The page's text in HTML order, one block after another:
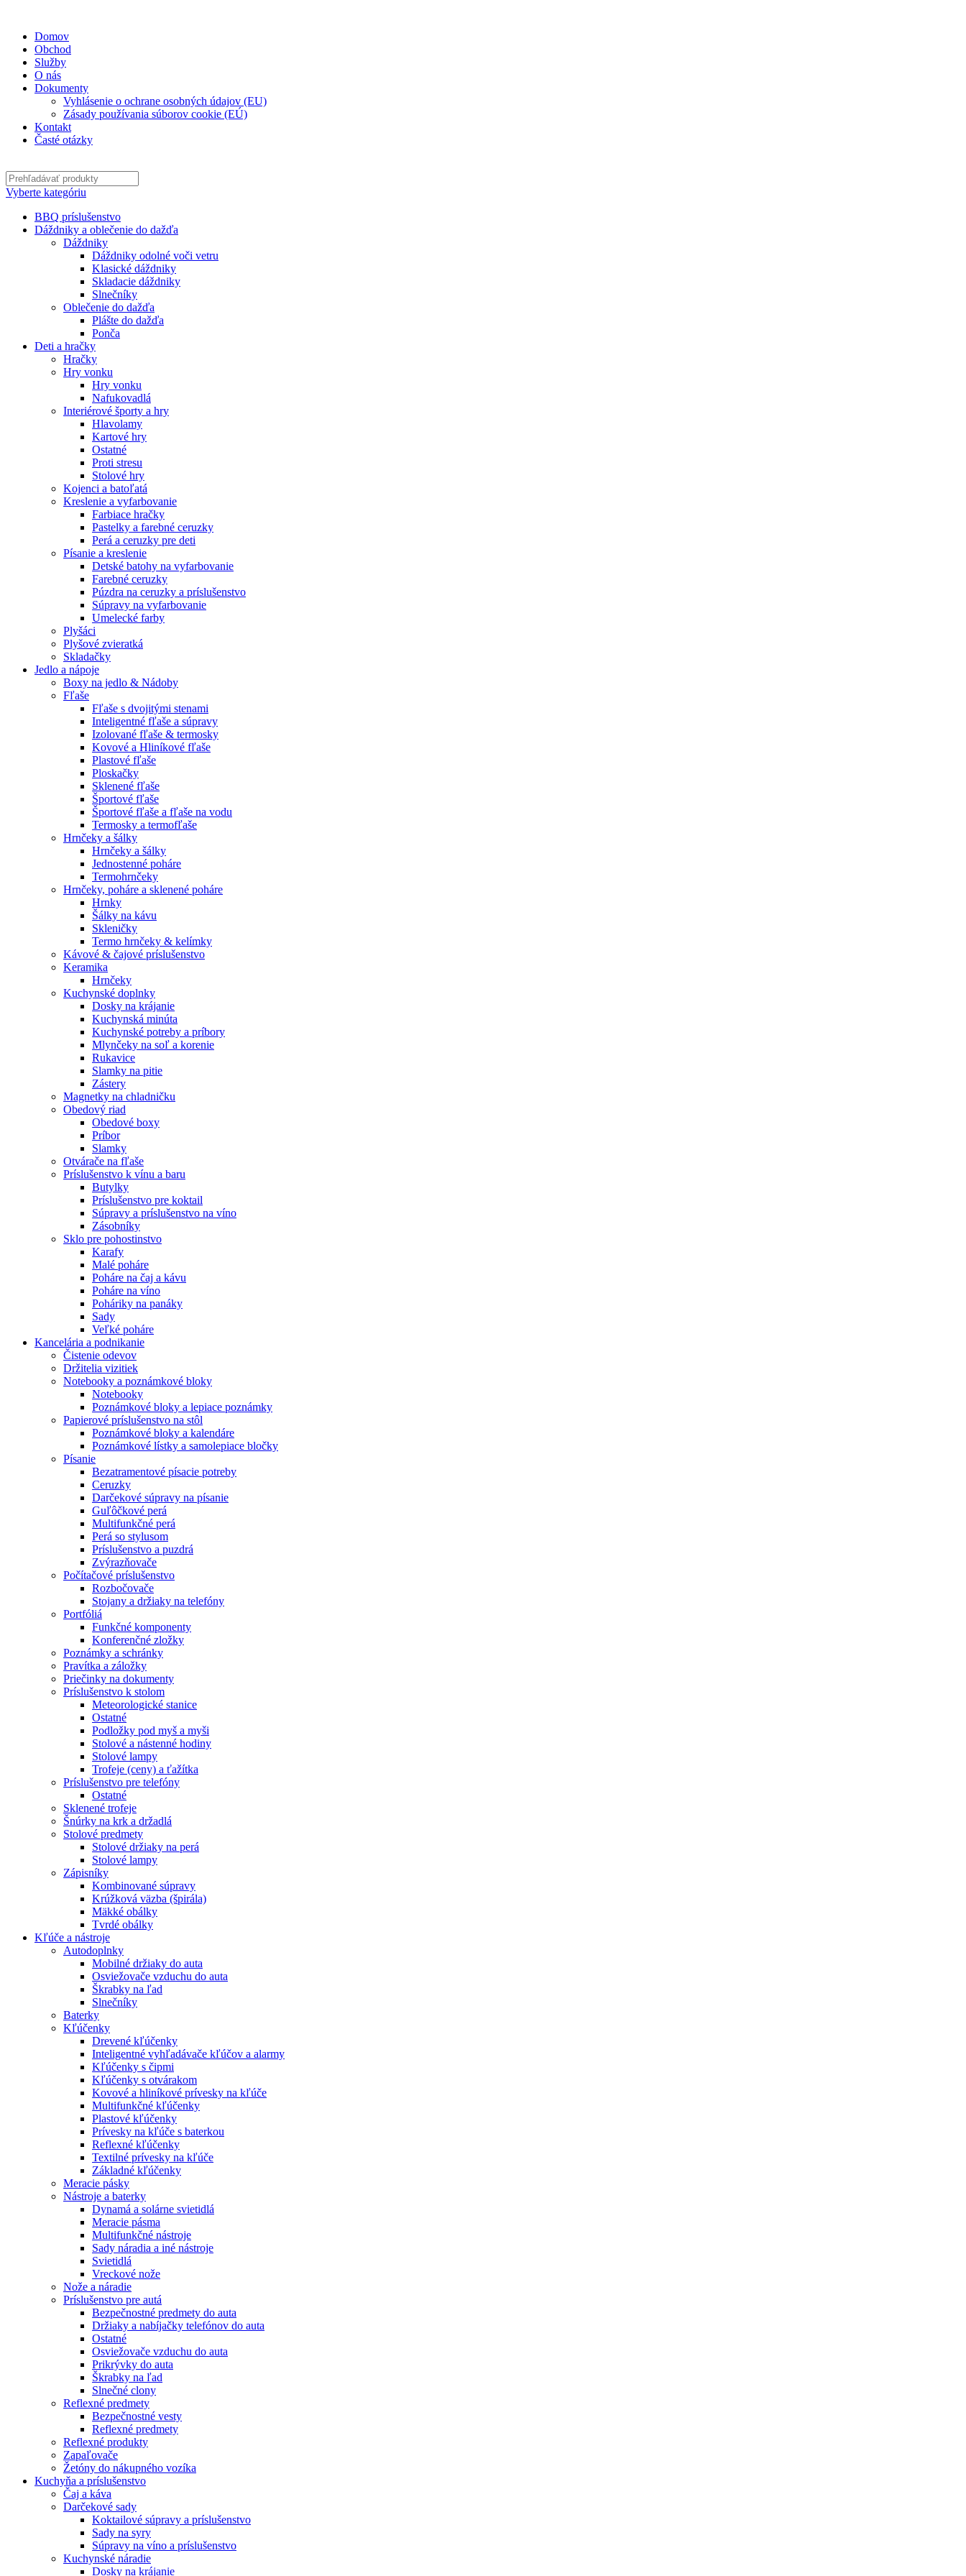
Domov
Obchod
Služby
O nás
Dokumenty
Vyhlásenie o ochrane osobných údajov (EU)
Zásady používania súborov cookie (EÚ)
Kontakt
Časté otázky
Vyberte kategóriu
BBQ príslušenstvo
Dáždniky a oblečenie do dažďa
Dáždniky
Dáždniky odolné voči vetru
Klasické dáždniky
Skladacie dáždniky
Slnečníky
Oblečenie do dažďa
Plášte do dažďa
Ponča
Deti a hračky
Hračky
Hry vonku
Hry vonku
Nafukovadlá
Interiérové športy a hry
Hlavolamy
Kartové hry
Ostatné
Proti stresu
Stolové hry
Kojenci a batoľatá
Kreslenie a vyfarbovanie
Farbiace hračky
Pastelky a farebné ceruzky
Perá a ceruzky pre deti
Písanie a kreslenie
Detské batohy na vyfarbovanie
Farebné ceruzky
Púzdra na ceruzky a príslušenstvo
Súpravy na vyfarbovanie
Umelecké farby
Plyšáci
Plyšové zvieratká
Skladačky
Jedlo a nápoje
Boxy na jedlo & Nádoby
Fľaše
Fľaše s dvojitými stenami
Inteligentné fľaše a súpravy
Izolované fľaše & termosky
Kovové a Hliníkové fľaše
Plastové fľaše
Ploskačky
Sklenené fľaše
Športové fľaše
Športové fľaše a fľaše na vodu
Termosky a termofľaše
Hrnčeky a šálky
Hrnčeky a šálky
Jednostenné poháre
Termohrnčeky
Hrnčeky, poháre a sklenené poháre
Hrnky
Šálky na kávu
Skleničky
Termo hrnčeky & kelímky
Kávové & čajové príslušenstvo
Keramika
Hrnčeky
Kuchynské doplnky
Dosky na krájanie
Kuchynská minúta
Kuchynské potreby a príbory
Mlynčeky na soľ a korenie
Rukavice
Slamky na pitie
Zástery
Magnetky na chladničku
Obedový riad
Obedové boxy
Príbor
Slamky
Otvárače na fľaše
Príslušenstvo k vínu a baru
Butylky
Príslušenstvo pre koktail
Súpravy a príslušenstvo na víno
Zásobníky
Sklo pre pohostinstvo
Karafy
Malé poháre
Poháre na čaj a kávu
Poháre na víno
Poháriky na panáky
Sady
Veľké poháre
Kancelária a podnikanie
Čistenie odevov
Držitelia vizitiek
Notebooky a poznámkové bloky
Notebooky
Poznámkové bloky a lepiace poznámky
Papierové príslušenstvo na stôl
Poznámkové bloky a kalendáre
Poznámkové lístky a samolepiace bločky
Písanie
Bezatramentové písacie potreby
Ceruzky
Darčekové súpravy na písanie
Guľôčkové perá
Multifunkčné perá
Perá so stylusom
Príslušenstvo a puzdrá
Zvýrazňovače
Počítačové príslušenstvo
Rozbočovače
Stojany a držiaky na telefóny
Portfóliá
Funkčné komponenty
Konferenčné zložky
Poznámky a schránky
Pravítka a záložky
Priečinky na dokumenty
Príslušenstvo k stolom
Meteorologické stanice
Ostatné
Podložky pod myš a myši
Stolové a nástenné hodiny
Stolové lampy
Trofeje (ceny) a ťažítka
Príslušenstvo pre telefóny
Ostatné
Sklenené trofeje
Šnúrky na krk a držadlá
Stolové predmety
Stolové držiaky na perá
Stolové lampy
Zápisníky
Kombinované súpravy
Krúžková väzba (špirála)
Mäkké obálky
Tvrdé obálky
Kľúče a nástroje
Autodoplnky
Mobilné držiaky do auta
Osviežovače vzduchu do auta
Škrabky na ľad
Slnečníky
Baterky
Kľúčenky
Drevené kľúčenky
Inteligentné vyhľadávače kľúčov a alarmy
Kľúčenky s čipmi
Kľúčenky s otvárakom
Kovové a hliníkové prívesky na kľúče
Multifunkčné kľúčenky
Plastové kľúčenky
Prívesky na kľúče s baterkou
Reflexné kľúčenky
Textilné prívesky na kľúče
Základné kľúčenky
Meracie pásky
Nástroje a baterky
Dynamá a solárne svietidlá
Meracie pásma
Multifunkčné nástroje
Sady náradia a iné nástroje
Svietidlá
Vreckové nože
Nože a náradie
Príslušenstvo pre autá
Bezpečnostné predmety do auta
Držiaky a nabíjačky telefónov do auta
Ostatné
Osviežovače vzduchu do auta
Prikrývky do auta
Škrabky na ľad
Slnečné clony
Reflexné predmety
Bezpečnostné vesty
Reflexné predmety
Reflexné produkty
Zapaľovače
Žetóny do nákupného vozíka
Kuchyňa a príslušenstvo
Čaj a káva
Darčekové sady
Koktailové súpravy a príslušenstvo
Sady na syry
Súpravy na víno a príslušenstvo
Kuchynské náradie
Dosky na krájanie